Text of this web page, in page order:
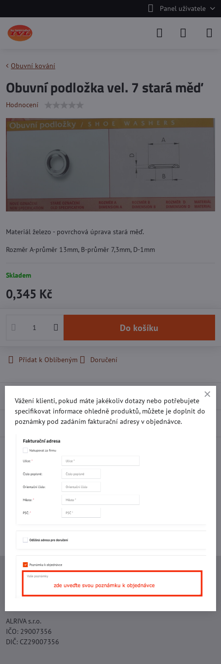
Panel uživatele
Obuvní kování
Obuvní podložka vel. 7 stará měď
Hodnocení
Materiál železo - povrchová úprava stará měď.
Rozměr A-průměr 13mm, B-průměr 7,3mm, D-1mm
Skladem
0,345 Kč
Do košíku
Přidat k Oblíbeným Doručení
Recenze
Diskuse 0
Twitter
Potřebujete poradit s objednávkou?
Kontaktujte nás:
Ing. Vojtěch Lečbych - IVL
IČO: 60560908
ALRIVA s.r.o.
IČO: 29007356
DIČ: CZ29007356
Vážení klienti, pokud máte jakékoliv dotazy nebo potřebujete
specifikovat informace ohledně produktů, můžete je doplnit do
poznámky pod zadáním fakturační adresy v objednávce.